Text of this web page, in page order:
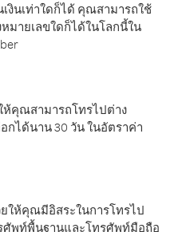
งินเท่าใดก็ได้ คุณสามารถใช้
มายเลขใดก็ได้ในโลกนี้ใน
ห้คุณสามารถโทรไปต่าง
กได้นาน 30 วัน ในอัตราค่า
ให้คุณมีอิสระในการโทรไป
ศัพท์พื้นฐานและโทรศัพท์มือถือ